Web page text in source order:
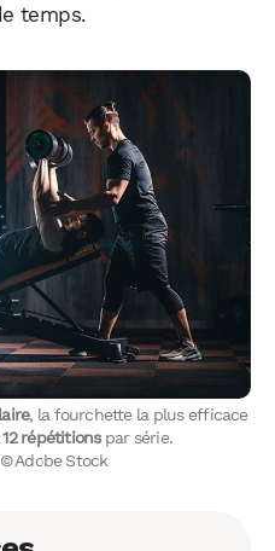
temps.
, la fourchette la plus efficace
12 répétitionspar série.
Adobe Stock